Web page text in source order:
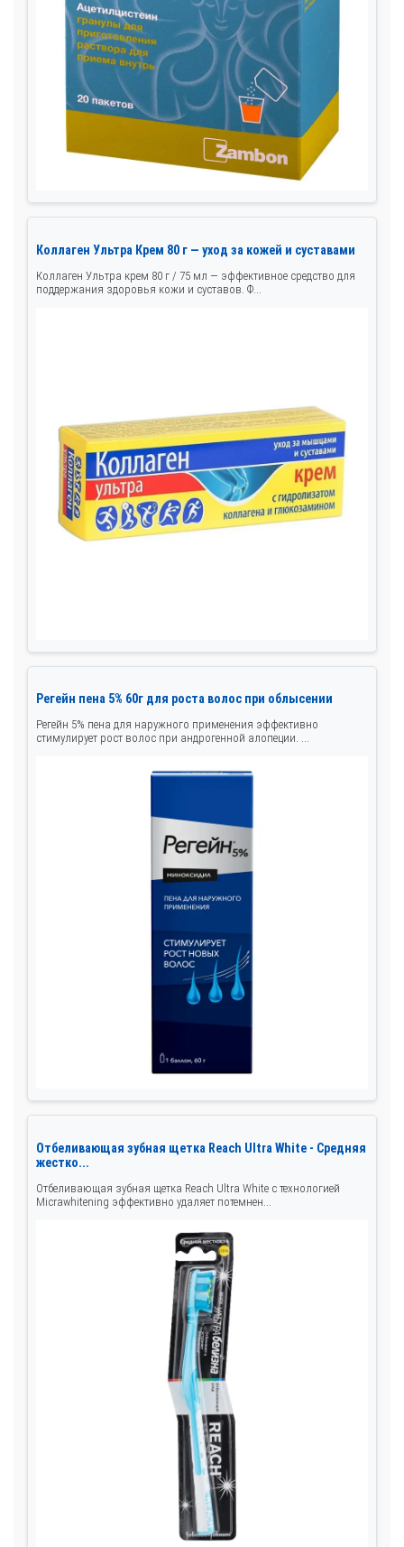
Коллаген Ультра Крем 80 г — уход за кожей и суставами
Коллаген Ультра крем 80 г / 75 мл — эффективное средство для
поддержания здоровья кожи и суставов. Ф...
Регейн пена 5% 60г для роста волос при облысении
Регейн 5% пена для наружного применения эффективно
стимулирует рост волос при андрогенной алопеции. ...
Отбеливающая зубная щетка Reach Ultra White - Средняя
жестко...
Отбеливающая зубная щетка Reach Ultra White с технологией
Micrawhitening эффективно удаляет потемнен...